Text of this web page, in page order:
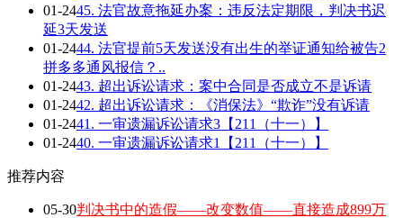
01-2445. 法官故意拖延办案：违反法定期限，判决书迟
延3天发送
01-2444. 法官提前5天发送没有出生的举证通知给被告2
拼多多通风报信？..
01-2443. 超出诉讼请求：案中合同是否成立不是诉请
01-2442. 超出诉讼请求：《消保法》“欺诈”没有诉请
01-2441. 一审遗漏诉讼请求3【211（十一）】
01-2440. 一审遗漏诉讼请求1【211（十一）】
推荐内容
05-30判决书中的造假——改变数值——直接造成899万